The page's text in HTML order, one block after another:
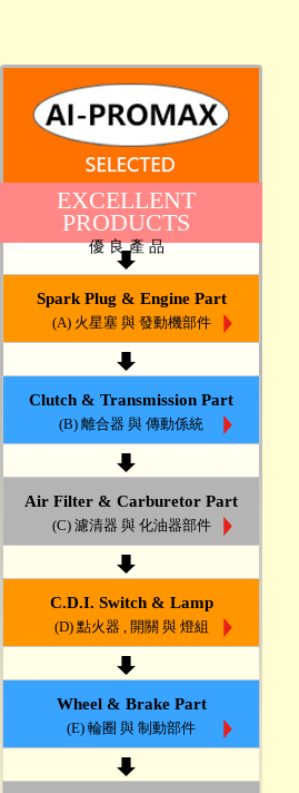
EXCELLENT
PRODUCTS
優 良 產 品
Spark Plug & Engine Part
(A) 火星塞 與 發動機部件
Clutch & Transmission Part
(B) 離合器 與 傳動係統
Air Filter & Carburetor Part
(C) 濾清器 與 化油器部件
C.D.I. Switch & Lamp
(D) 點火器 , 開關 與 燈組
Wheel & Brake Part
(E) 輪圈 與 制動部件